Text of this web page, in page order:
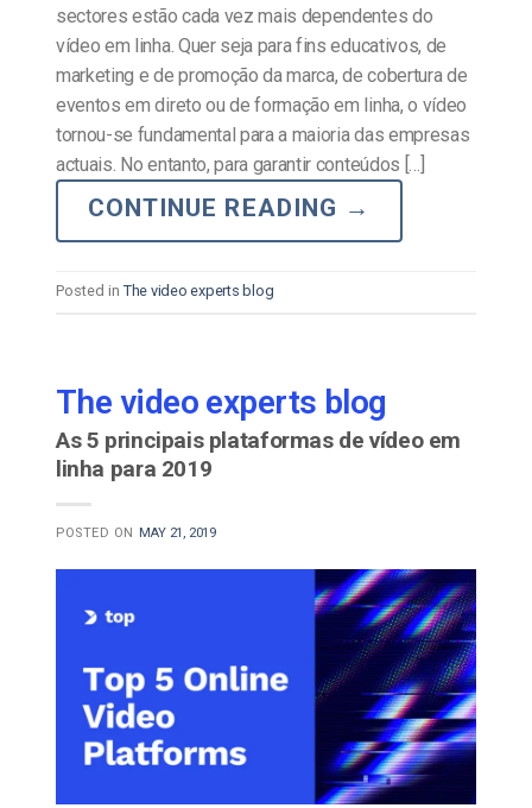
sectores estão cada vez mais dependentes do
vídeo em linha. Quer seja para fins educativos, de
marketing e de promoção da marca, de cobertura de
eventos em direto ou de formação em linha, o vídeo
tornou-se fundamental para a maioria das empresas
actuais. No entanto, para garantir conteúdos […]
CONTINUE READING →
Posted in The video experts blog
The video experts blog
As 5 principais plataformas de vídeo em
linha para 2019
POSTED ON MAY 21, 2019